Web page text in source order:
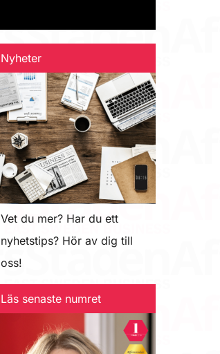
Nyheter
Vet du mer? Har du ett
nyhetstips? Hör av dig till
oss!
Läs senaste numret